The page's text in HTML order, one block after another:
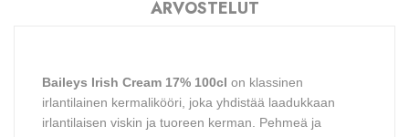
ARVOSTELUT
Baileys Irish Cream 17% 100cl on klassinen
irlantilainen kermalikööri, joka yhdistää laadukkaan
irlantilaisen viskin ja tuoreen kerman. Pehmeä ja